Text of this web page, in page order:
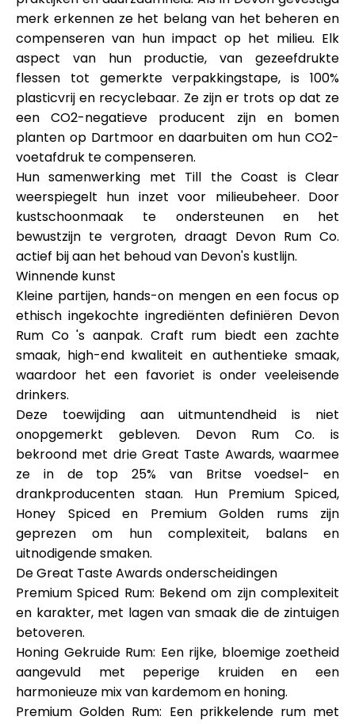
merk erkennen ze het belang van het beheren en
compenseren van hun impact op het milieu. Elk
aspect van hun productie, van gezeefdrukte
flessen tot gemerkte verpakkingstape, is 100%
plasticvrij en recyclebaar. Ze zijn er trots op dat ze
een CO2-negatieve producent zijn en bomen
planten op Dartmoor en daarbuiten om hun CO2-
voetafdruk te compenseren.
Hun samenwerking met Till the Coast is Clear
weerspiegelt hun inzet voor milieubeheer. Door
kustschoonmaak te ondersteunen en het
bewustzijn te vergroten, draagt Devon Rum Co.
actief bij aan het behoud van Devon's kustlijn.
Winnende kunst
Kleine partijen, hands-on mengen en een focus op
ethisch ingekochte ingrediënten definiëren Devon
Rum Co 's aanpak. Craft rum biedt een zachte
smaak, high-end kwaliteit en authentieke smaak,
waardoor het een favoriet is onder veeleisende
drinkers.
Deze toewijding aan uitmuntendheid is niet
onopgemerkt gebleven. Devon Rum Co. is
bekroond met drie Great Taste Awards, waarmee
ze in de top 25% van Britse voedsel- en
drankproducenten staan. Hun Premium Spiced,
Honey Spiced en Premium Golden rums zijn
geprezen om hun complexiteit, balans en
uitnodigende smaken.
De Great Taste Awards onderscheidingen
Premium Spiced Rum: Bekend om zijn complexiteit
en karakter, met lagen van smaak die de zintuigen
betoveren.
Honing Gekruide Rum: Een rijke, bloemige zoetheid
aangevuld met peperige kruiden en een
harmonieuze mix van kardemom en honing.
Premium Golden Rum: Een prikkelende rum met